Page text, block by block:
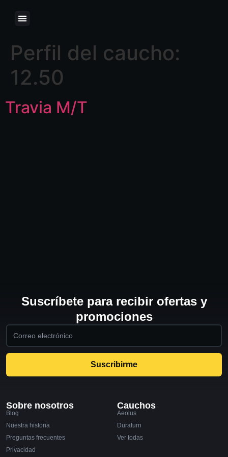
Perfil del caucho:
12.50
Travia M/T
Suscríbete para recibir ofertas y
promociones
Suscribirme
Sobre nosotros
Blog
Nuestra historia
Preguntas frecuentes
Privacidad
Cauchos
Aeolus
Duraturn
Ver todas